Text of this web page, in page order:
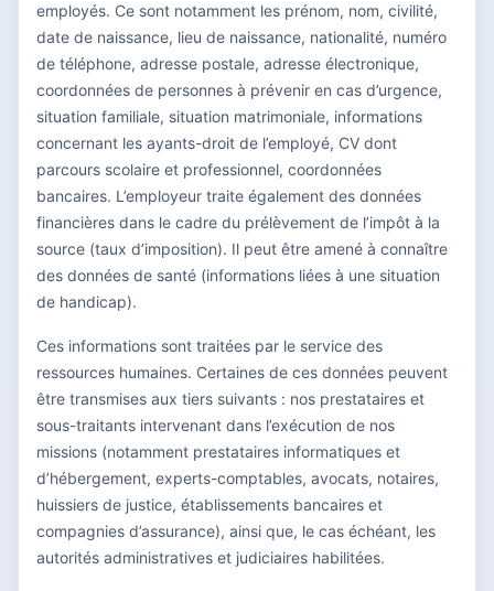
employés. Ce sont notamment les prénom, nom, civilité,
date de naissance, lieu de naissance, nationalité, numéro
de téléphone, adresse postale, adresse électronique,
coordonnées de personnes à prévenir en cas d’urgence,
situation familiale, situation matrimoniale, informations
concernant les ayants-droit de l’employé, CV dont
parcours scolaire et professionnel, coordonnées
bancaires. L’employeur traite également des données
financières dans le cadre du prélèvement de l’impôt à la
source (taux d’imposition). Il peut être amené à connaître
des données de santé (informations liées à une situation
de handicap).
Ces informations sont traitées par le service des
ressources humaines. Certaines de ces données peuvent
être transmises aux tiers suivants : nos prestataires et
sous-traitants intervenant dans l’exécution de nos
missions (notamment prestataires informatiques et
d’hébergement, experts-comptables, avocats, notaires,
huissiers de justice, établissements bancaires et
compagnies d’assurance), ainsi que, le cas échéant, les
autorités administratives et judiciaires habilitées.